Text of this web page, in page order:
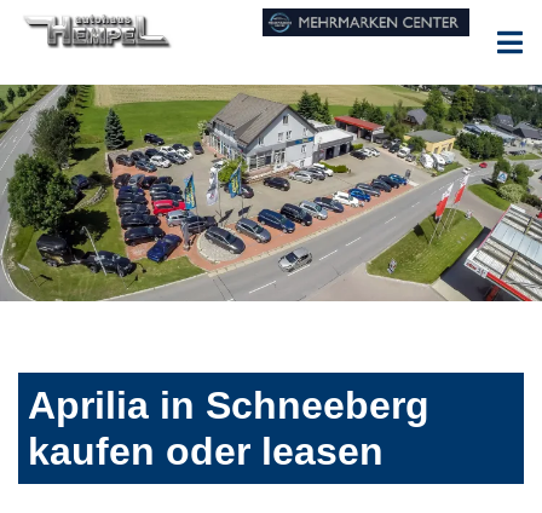
Aprilia in Schneeberg
kaufen oder leasen